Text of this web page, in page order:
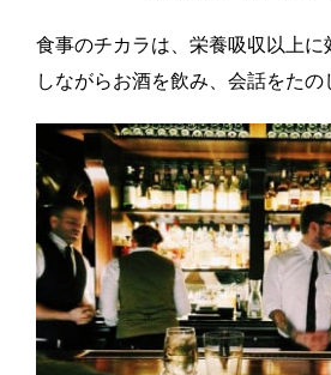
食事のチカラは、栄養吸収以上に
しながらお酒を飲み、会話をたの